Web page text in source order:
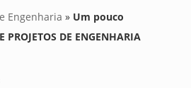
Engenharia » Um pouco
PROJETOS DE ENGENHARIA